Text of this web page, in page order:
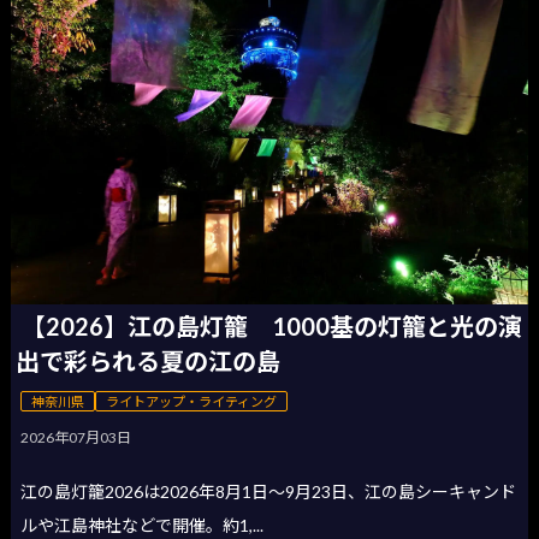
【2026】江の島灯籠 1000基の灯籠と光の演
出で彩られる夏の江の島
神奈川県 ライトアップ・ライティング
2026年07月03日
江の島灯籠2026は2026年8月1日〜9月23日、江の島シーキャンド
ルや江島神社などで開催。約1,...